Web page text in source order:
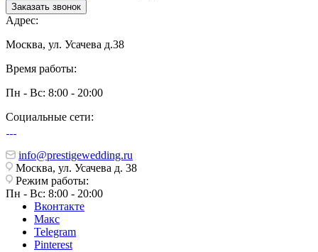
Заказать звонок
Адрес:
Москва, ул. Усачева д.38
Время работы:
Пн - Вс: 8:00 - 20:00
Социальные сети:
info@prestigewedding.ru
Москва, ул. Усачева д. 38
Режим работы:
Пн - Вс: 8:00 - 20:00
Вконтакте
Макс
Telegram
Pinterest